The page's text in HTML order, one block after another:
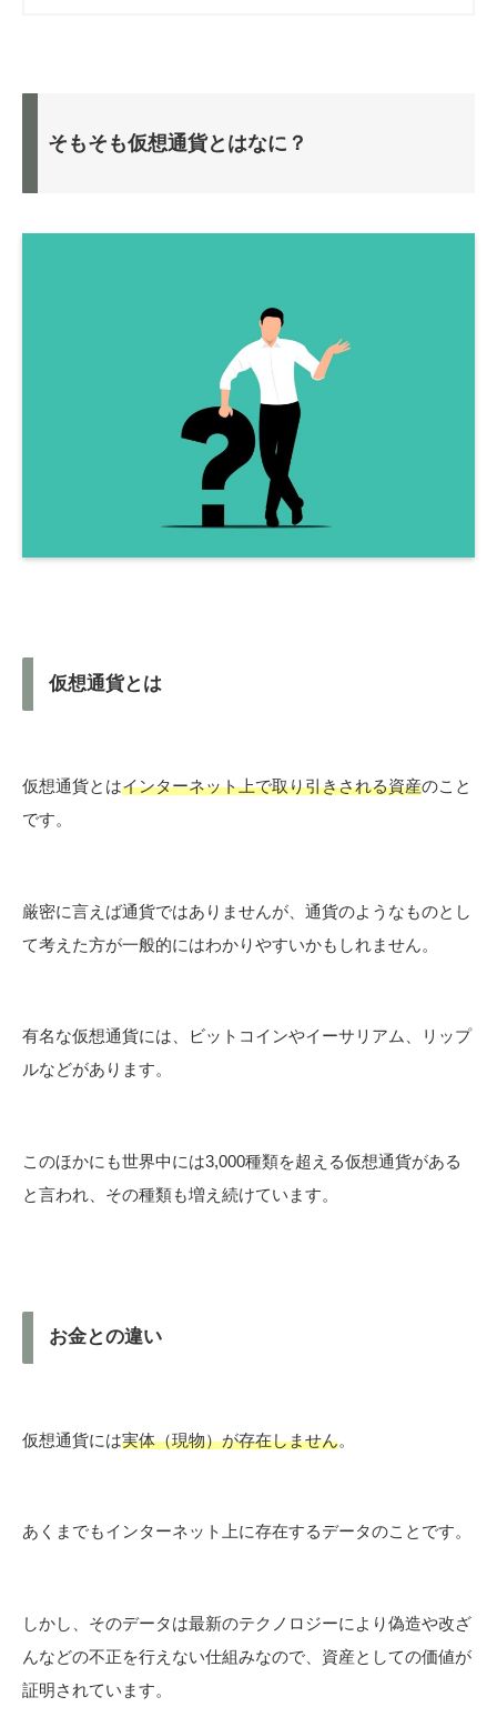
そもそも仮想通貨とはなに？
仮想通貨とは
仮想通貨とはインターネット上で取り引きされる資産のこと
です。
厳密に言えば通貨ではありませんが、通貨のようなものとし
て考えた方が一般的にはわかりやすいかもしれません。
有名な仮想通貨には、ビットコインやイーサリアム、リップ
ルなどがあります。
このほかにも世界中には3,000種類を超える仮想通貨がある
と言われ、その種類も増え続けています。
お金との違い
仮想通貨には実体（現物）が存在しません。
あくまでもインターネット上に存在するデータのことです。
しかし、そのデータは最新のテクノロジーにより偽造や改ざ
んなどの不正を行えない仕組みなので、資産としての価値が
証明されています。